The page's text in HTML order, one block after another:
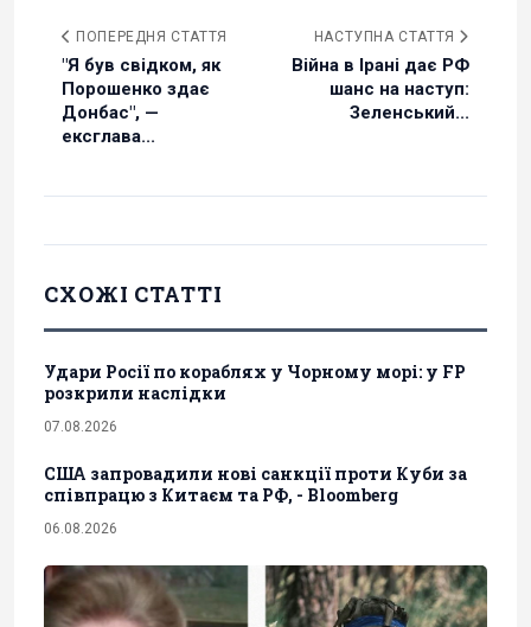
ПОПЕРЕДНЯ СТАТТЯ
"Я був свідком, як
Порошенко здає
Донбас", —
ексглава...
НАСТУПНА СТАТТЯ
Війна в Ірані дає РФ
шанс на наступ:
Зеленський...
СХОЖІ СТАТТІ
Удари Росії по кораблях у Чорному морі: у FP
розкрили наслідки
07.08.2026
США запровадили нові санкції проти Куби за
співпрацю з Китаєм та РФ, - Bloomberg
06.08.2026